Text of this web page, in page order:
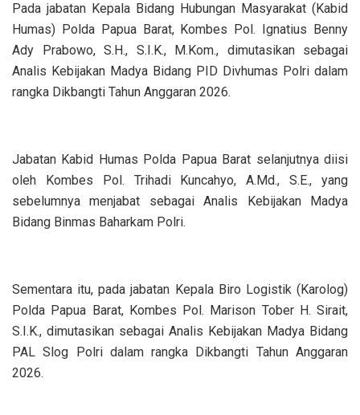
‎Pada jabatan Kepala Bidang Hubungan Masyarakat (Kabid
Humas) Polda Papua Barat, Kombes Pol. Ignatius Benny
Ady Prabowo, S.H., S.I.K., M.Kom., dimutasikan sebagai
Analis Kebijakan Madya Bidang PID Divhumas Polri dalam
rangka Dikbangti Tahun Anggaran 2026.
‎Jabatan Kabid Humas Polda Papua Barat selanjutnya diisi
oleh Kombes Pol. Trihadi Kuncahyo, A.Md., S.E., yang
sebelumnya menjabat sebagai Analis Kebijakan Madya
Bidang Binmas Baharkam Polri.
‎Sementara itu, pada jabatan Kepala Biro Logistik (Karolog)
Polda Papua Barat, Kombes Pol. Marison Tober H. Sirait,
S.I.K., dimutasikan sebagai Analis Kebijakan Madya Bidang
PAL Slog Polri dalam rangka Dikbangti Tahun Anggaran
2026.